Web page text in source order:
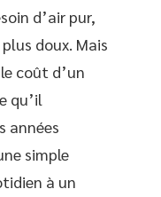
d’air pur,
doux. Mais
coût d’un
qu’il
années
simple
à un